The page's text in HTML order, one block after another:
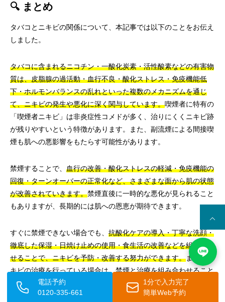
🔍 まとめ
タバコとニキビの関係について、本記事では以下のことをお伝え
しました。
タバコに含まれるニコチン・一酸化炭素・活性酸素などの有害物
質は、皮脂腺の過活動・血行不良・酸化ストレス・免疫機能低
下・ホルモンバランスの乱れといった複数のメカニズムを通じ
て、ニキビの発生や悪化に深く関与しています。喫煙者に特有の
「喫煙者ニキビ」は非炎症性コメドが多く、治りにくくニキビ跡
が残りやすいという特徴があります。また、副流煙による間接喫
煙も肌への悪影響をもたらす可能性があります。
禁煙することで、 血行の改善・酸化ストレスの軽減・免疫機能の
回復・ターンオーバーの正常化など、さまざまな面から肌の状態
が改善されていきます。禁煙直後に一時的な悪化が見られること
もありますが、長期的には肌への恩恵が期待できます。
すぐに禁煙できない場合でも、 抗酸化ケアの導入・丁寧な洗顔・
徹底した保湿・日焼け止めの使用・食生活の改善などを組み合わ
せることで、ニキビを予防・改善する努力ができます。また、ニ
キビの治療を行っている場合は、禁煙と治療を組み合わせること
でより高い効果が期待できます。
電話予約
0120-335-661
1分で入力完了
簡単Web予約